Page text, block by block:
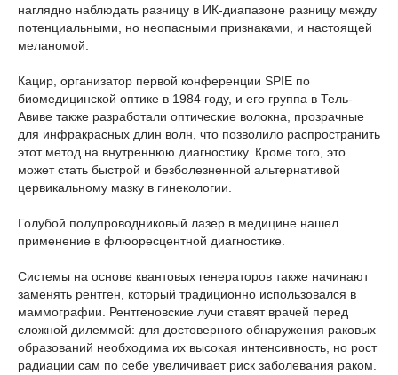
наглядно наблюдать разницу в ИК-диапазоне разницу между
потенциальными, но неопасными признаками, и настоящей
меланомой.
Кацир, организатор первой конференции SPIE по
биомедицинской оптике в 1984 году, и его группа в Тель-
Авиве также разработали оптические волокна, прозрачные
для инфракрасных длин волн, что позволило распространить
этот метод на внутреннюю диагностику. Кроме того, это
может стать быстрой и безболезненной альтернативой
цервикальному мазку в гинекологии.
Голубой полупроводниковый лазер в медицине нашел
применение в флюоресцентной диагностике.
Системы на основе квантовых генераторов также начинают
заменять рентген, который традиционно использовался в
маммографии. Рентгеновские лучи ставят врачей перед
сложной дилеммой: для достоверного обнаружения раковых
образований необходима их высокая интенсивность, но рост
радиации сам по себе увеличивает риск заболевания раком.